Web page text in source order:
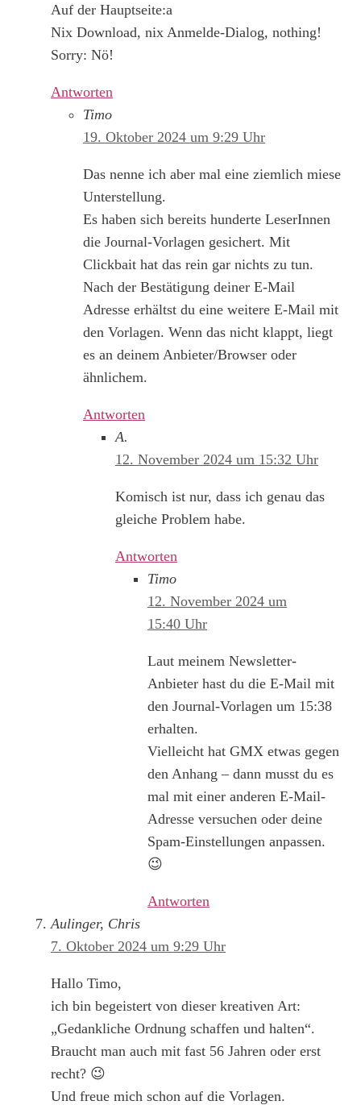
Auf der Hauptseite:a
Nix Download, nix Anmelde-Dialog, nothing!
Sorry: Nö!
Antworten
Timo
19. Oktober 2024 um 9:29 Uhr
Das nenne ich aber mal eine ziemlich miese
Unterstellung.
Es haben sich bereits hunderte LeserInnen
die Journal-Vorlagen gesichert. Mit
Clickbait hat das rein gar nichts zu tun.
Nach der Bestätigung deiner E-Mail
Adresse erhältst du eine weitere E-Mail mit
den Vorlagen. Wenn das nicht klappt, liegt
es an deinem Anbieter/Browser oder
ähnlichem.
Antworten
A.
12. November 2024 um 15:32 Uhr
Komisch ist nur, dass ich genau das
gleiche Problem habe.
Antworten
Timo
12. November 2024 um
15:40 Uhr
Laut meinem Newsletter-
Anbieter hast du die E-Mail mit
den Journal-Vorlagen um 15:38
erhalten.
Vielleicht hat GMX etwas gegen
den Anhang – dann musst du es
mal mit einer anderen E-Mail-
Adresse versuchen oder deine
Spam-Einstellungen anpassen.
😉
Antworten
Aulinger, Chris
7. Oktober 2024 um 9:29 Uhr
Hallo Timo,
ich bin begeistert von dieser kreativen Art:
„Gedankliche Ordnung schaffen und halten“.
Braucht man auch mit fast 56 Jahren oder erst
recht? 😉
Und freue mich schon auf die Vorlagen.